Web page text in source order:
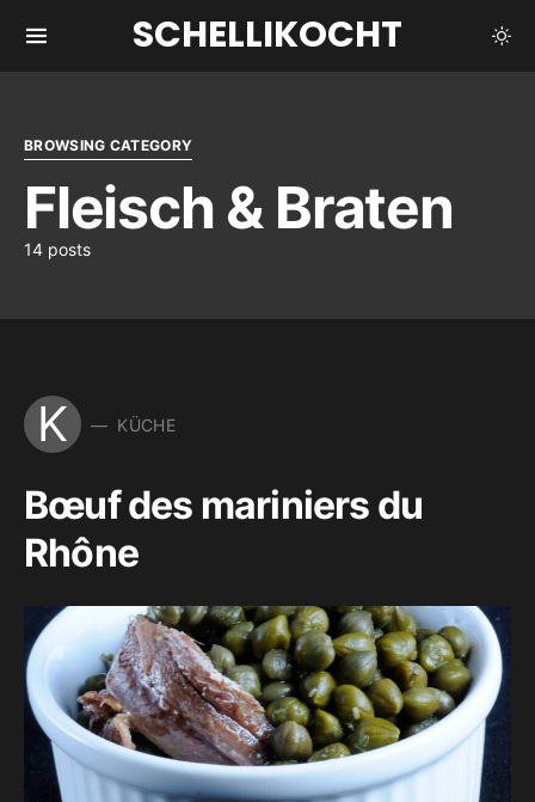
SCHELLIKOCHT
BROWSING CATEGORY
Fleisch & Braten
14 posts
K KÜCHE
Bœuf des mariniers du
Rhône